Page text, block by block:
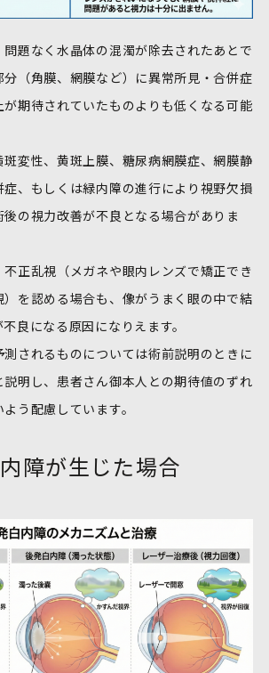
題なく水晶体の混濁が除去されたあとで
（角膜、網膜など）に異常所見・合併症
期待されていたものよりも低くなる可能
変性、黄斑上膜、糖尿病網膜症、網膜静
、もしくは緑内障の進行により視野欠損
の視力改善が不良となる場合がありま
正乱視（メガネや眼内レンズで矯正でき
を認める場合も、像がうまく眼の中で結
良になる原因になりえます。
されるものについては術前説明のときに
明し、患者さん御本人との期待値のずれ
う配慮しています。
障が生じた場合